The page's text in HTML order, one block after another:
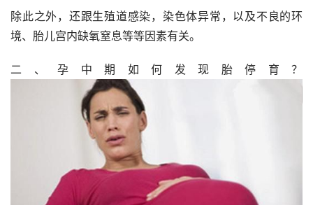
除此之外，还跟生殖道感染，染色体异常，以及不良的环
境、胎儿宫内缺氧窒息等等因素有关。
二、孕中期如何发现胎停育？